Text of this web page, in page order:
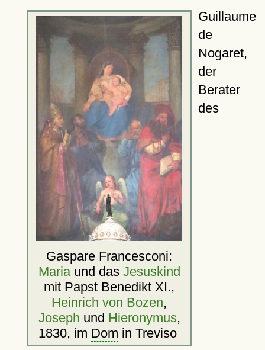
Gaspare Francesconi:
Mariaund das Jesuskind
mit Papst Benedikt XI.,
Heinrich von Bozen,
Joseph und Hieronymus,
1830, im Dom in Treviso
Guillaume
de
Nogaret,
der
Berater
des